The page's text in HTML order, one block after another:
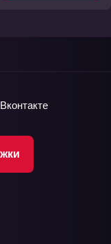
Вконтакте